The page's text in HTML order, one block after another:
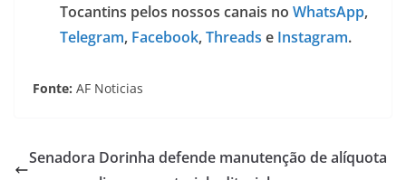
Tocantins pelos nossos canais no WhatsApp,
Telegram, Facebook,Threads e Instagram.
Fonte: AF Noticias
Senadora Dorinha defende manutenção de alíquota